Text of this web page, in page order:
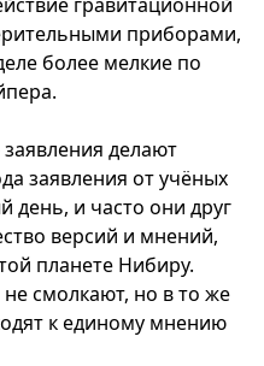
приборами,
более мелкие по
делают
заявления от учёных
день, и часто они друг
версий и мнений,
планете Нибиру.
смолкают, но в то же
к единому мнению